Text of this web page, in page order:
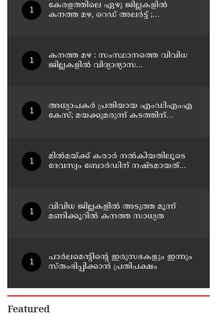
കേരളത്തിലെ ഏഴു ജില്ലകളിൽ
കനത്ത മഴ, റെഡ് അലർട്ട് ;
കനത്ത മഴ : സംസ്ഥാനത്തെ വിവിധ
ജില്ലകളിൽ വിദ്യാഭ്യാസ
അധ്യാപകര്‍ പ്രതിയായ എംഡിഎംഎ
കേസ്; മയക്കുമരുന്ന് കടത്തിന്
മില്‍മയ്ക്ക് കരാര്‍ നല്‍കിയതിലൂടെ
ദേവസ്വം ബോര്‍ഡിന് നഷ്ടമായത്
വിവിധ ജില്ലകളില്‍ അടുത്ത മൂന്ന്
മണിക്കൂറില്‍ കനത്ത സാധ്യത
പാര്‍ലമെന്റിന്റെ ഇരുസഭകളും ഇന്നും
സ്തംഭിപ്പിക്കാന്‍ പ്രതിപക്ഷം
Featured